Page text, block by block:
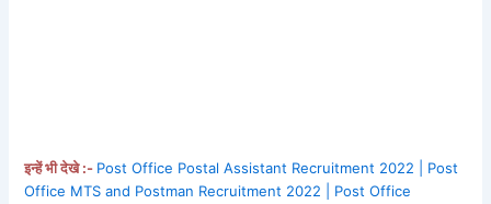
इन्हें भी देखे :- Post Office Postal Assistant Recruitment 2022 | Post
Office MTS and Postman Recruitment 2022 | Post Office